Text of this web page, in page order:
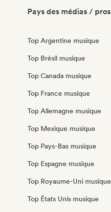
Pays des médias / pros
Top Argentine musique
Top Brésil musique
Top Canada musique
Top France musique
Top Allemagne musique
Top Mexique musique
Top Pays-Bas musique
Top Espagne musique
Top Royaume-Uni musique
Top États Unis musique